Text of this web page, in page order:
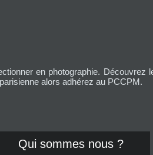
en photographie. Découvrez
alors adhérez au PCCPM.
Qui sommes nous ?